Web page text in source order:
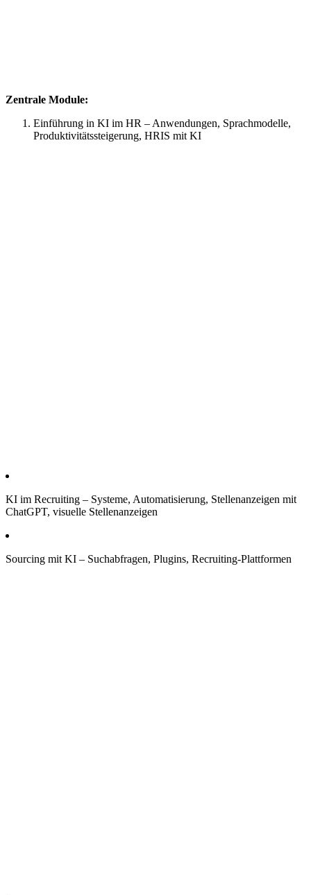
Zentrale Module:
Einführung in KI im HR – Anwendungen, Sprachmodelle,
Produktivitätssteigerung, HRIS mit KI
KI im Recruiting – Systeme, Automatisierung, Stellenanzeigen mit
ChatGPT, visuelle Stellenanzeigen
Sourcing mit KI – Suchabfragen, Plugins, Recruiting-Plattformen